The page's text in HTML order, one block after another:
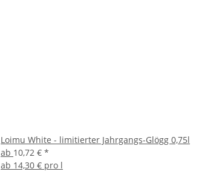
Loimu White - limitierter Jahrgangs-Glögg 0,75l
ab 10,72 € *
ab 14,30 € pro l